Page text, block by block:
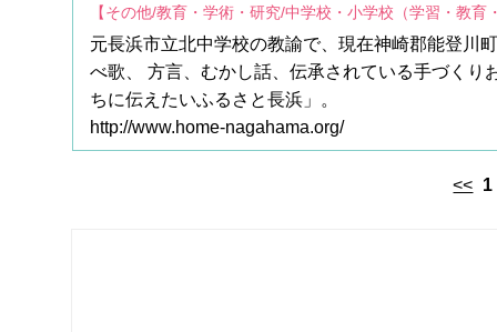
【その他/教育・学術・研究/中学校・小学校（学習・教育
元長浜市立北中学校の教諭で、現在神崎郡能登川
べ歌、 方言、むかし話、伝承されている手づく
ちに伝えたいふるさと長浜」。
http://www.home-nagahama.org/
<< 1